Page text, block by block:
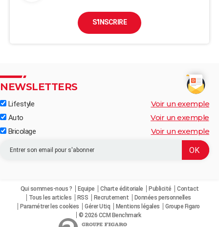
S'INSCRIRE
NEWSLETTERS
Lifestyle Voir un exemple
Auto Voir un exemple
Bricolage Voir un exemple
Qui sommes-nous ? Equipe Charte éditoriale Publicité
Contact
Tous les articles
RSS Recrutement
Données personnelles
Paramétrer les cookies
Gérer Utiq Mentions légales
Groupe Figaro
© 2026 CCM Benchmark